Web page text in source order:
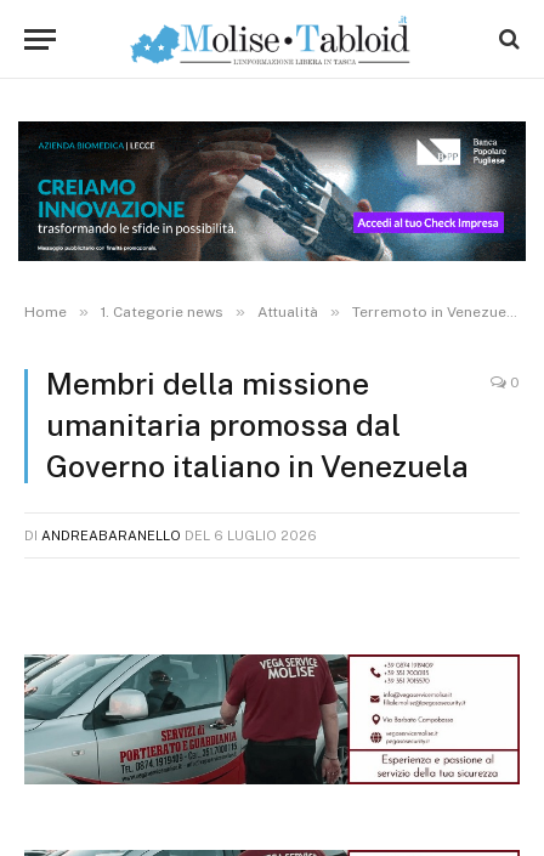
Home » 1. Categorie news » Attualità » Terremoto in Venezuela, 5 medici Asrem partiti con la missione umanitaria della Protezione Civile
Membri della missione
umanitaria promossa dal
Governo italiano in Venezuela
0
DI ANDREABARANELLO DEL 6 LUGLIO 2026